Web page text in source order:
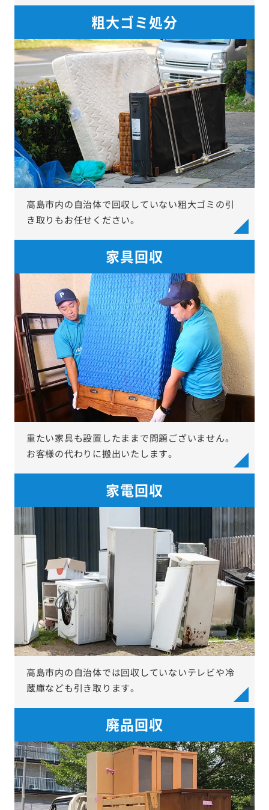
粗大ゴミ処分
高島市内の自治体で回収していない粗大ゴミの引
き取りもお任せください。
家具回収
重たい家具も設置したままで問題ございません。
お客様の代わりに搬出いたします。
家電回収
高島市内の自治体では回収していないテレビや冷
蔵庫なども引き取ります。
廃品回収